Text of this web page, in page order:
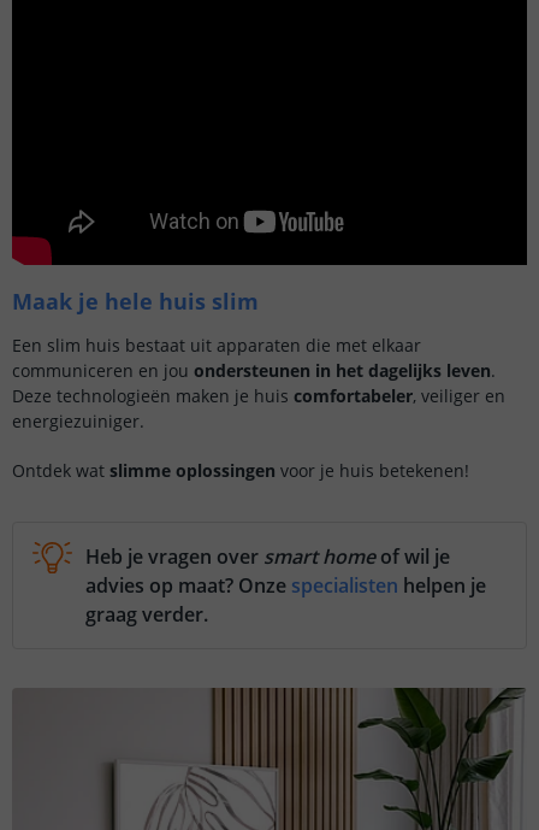
Maak je hele huis slim
Een slim huis bestaat uit apparaten die met elkaar
communiceren en jou ondersteunen in het dagelijks leven.
Deze technologieën maken je huis comfortabeler, veiliger en
energiezuiniger.
Ontdek wat slimme oplossingen voor je huis betekenen!
Heb je vragen over smart homeof wil je
advies op maat? Onze specialisten helpen je
graag verder.